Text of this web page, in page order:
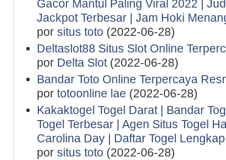
Gacor Mantul Paling Viral 2022 |
Jackpot Terbesar | Jam Hoki
por situs toto (2022-06-28)
Deltaslot88 Situs Slot Online
por Delta Slot(2022-06-28)
Bandar Toto Online Terpercaya
por totoonline lae (2022-06-28)
Kakaktogel Togel Darat | Bandar
Togel Terbesar | Agen Situs Togel
Carolina Day | Daftar Togel
por situs toto (2022-06-28)